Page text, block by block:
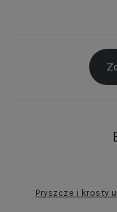
Pryszcze i krosty